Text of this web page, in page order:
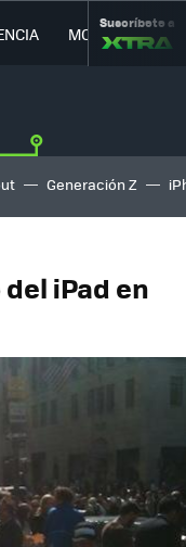
MOVILIDAD
Suscríbete a
Generación Z
iPad en